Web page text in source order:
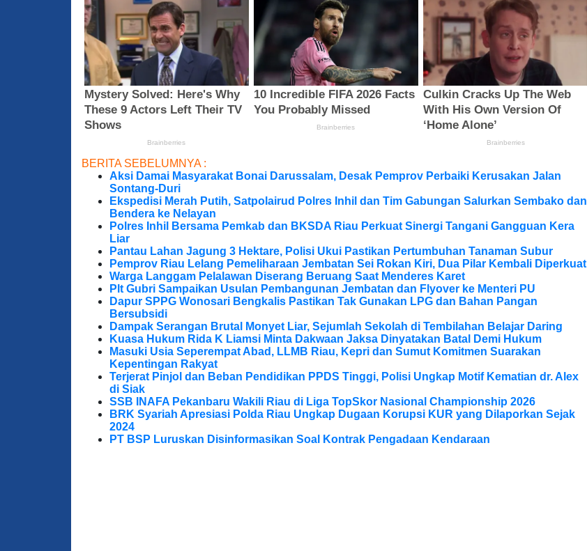
BERITA SEBELUMNYA :
Aksi Damai Masyarakat Bonai Darussalam, Desak Pemprov Perbaiki Kerusakan Jalan
Sontang-Duri
Ekspedisi Merah Putih, Satpolairud Polres Inhil dan Tim Gabungan Salurkan Sembako dan
Bendera ke Nelayan
Polres Inhil Bersama Pemkab dan BKSDA Riau Perkuat Sinergi Tangani Gangguan Kera
Liar
Pantau Lahan Jagung 3 Hektare, Polisi Ukui Pastikan Pertumbuhan Tanaman Subur
Pemprov Riau Lelang Pemeliharaan Jembatan Sei Rokan Kiri, Dua Pilar Kembali Diperkuat
Warga Langgam Pelalawan Diserang Beruang Saat Menderes Karet
Plt Gubri Sampaikan Usulan Pembangunan Jembatan dan Flyover ke Menteri PU
Dapur SPPG Wonosari Bengkalis Pastikan Tak Gunakan LPG dan Bahan Pangan
Bersubsidi
Dampak Serangan Brutal Monyet Liar, Sejumlah Sekolah di Tembilahan Belajar Daring
Kuasa Hukum Rida K Liamsi Minta Dakwaan Jaksa Dinyatakan Batal Demi Hukum
Masuki Usia Seperempat Abad, LLMB Riau, Kepri dan Sumut Komitmen Suarakan
Kepentingan Rakyat
Terjerat Pinjol dan Beban Pendidikan PPDS Tinggi, Polisi Ungkap Motif Kematian dr. Alex
di Siak
SSB INAFA Pekanbaru Wakili Riau di Liga TopSkor Nasional Championship 2026
BRK Syariah Apresiasi Polda Riau Ungkap Dugaan Korupsi KUR yang Dilaporkan Sejak
2024
PT BSP Luruskan Disinformasikan Soal Kontrak Pengadaan Kendaraan